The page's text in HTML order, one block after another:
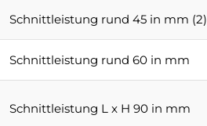
Schnittleistung rund 45 in mm (2)
Schnittleistung rund 60 in mm
Schnittleistung L x H 90 in mm